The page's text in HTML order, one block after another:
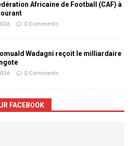
Africaine de Football (CAF) à
0 Comments
Wadagni reçoit le milliardaire
0 Comments
FACEBOOK